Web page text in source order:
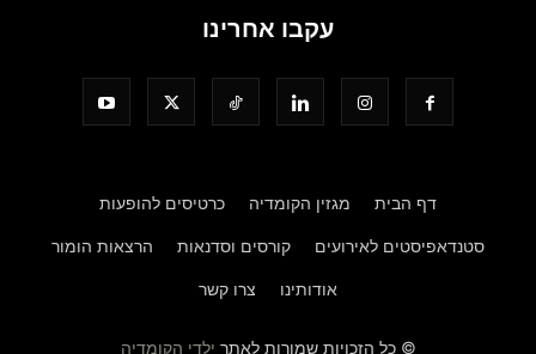
עקבו אחרינו
דף הבית מגזין הקומדיה כרטיסים להופעות
סטנדאפיסטים לאירועים קורסים וסדנאות הרצאות הומור
אודותינו צרו קשר
© כל הזכויות שמורות לאתר ילדי הקומדיה